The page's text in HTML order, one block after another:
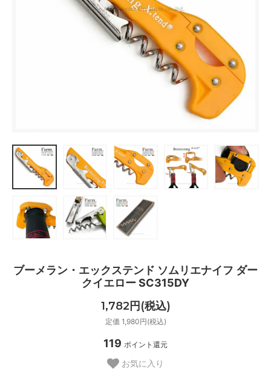
ブーメラン・エックステンド ソムリエナイフ ダー
クイエロー SC315DY
1,782円(税込)
定価 1,980円(税込)
119 ポイント還元
お気に入り